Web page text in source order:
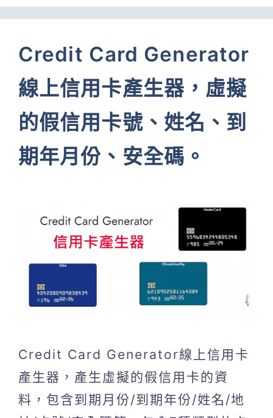
Credit Card Generator
線上信用卡產生器，虛擬
的假信用卡號、姓名、到
期年月份、安全碼。
Credit Card Generator線上信用卡
產生器，產生虛擬的假信用卡的資
料，包含到期月份/到期年份/姓名/地